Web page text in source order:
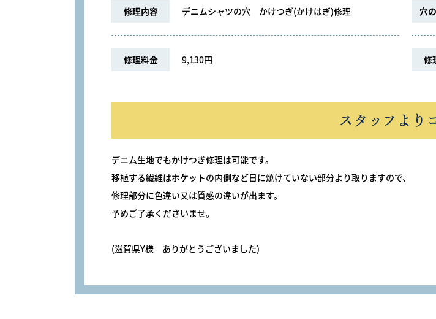
修理内容 デニムシャツの穴 かけつぎ(かけはぎ)修理 穴
修理料金 9,130円 修
スタッフより
デニム生地でもかけつぎ修理は可能です。
移植する繊維はポケットの内側など日に焼けていない部分より取りますので、
修理部分に色違い又は質感の違いが出ます。
予めご了承くださいませ。
(滋賀県Y様 ありがとうございました)